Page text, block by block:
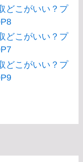
どこがいい？プ
どこがいい？プ
どこがいい？プ